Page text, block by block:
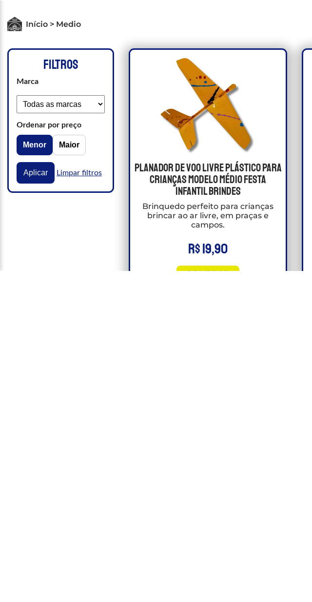
Início > Medio
FILTROS
Marca
Ordenar por preço
Menor Maior
Aplicar Limpar filtros
Planador De Voo Livre Plástico Para
crianças Modelo Médio Festa
Infantil Brindes
Brinquedo perfeito para crianças
brincar ao ar livre, em praças e
campos.
R$19,90
COMPRAR